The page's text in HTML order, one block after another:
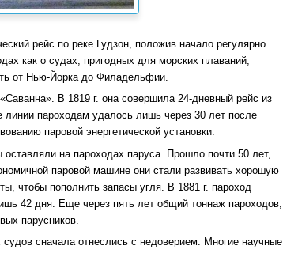
рейс по реке Гудзон, положив начало регулярно
как о судах, пригодных для морских плаваний,
от Нью-Йорка до Филадельфии.
В 1819 г. она совершила 24-дневный рейс из
линии пароходам удалось лишь через 30 лет после
паровой энергетической установки.
на пароходах паруса. Прошло почти 50 лет,
паровой машине они стали развивать хорошую
чтобы пополнить запасы угля. В 1881 г. пароход
42 дня. Еще через пять лет общий тоннаж пароходов,
парусников.
сначала отнеслись с недоверием. Многие научные